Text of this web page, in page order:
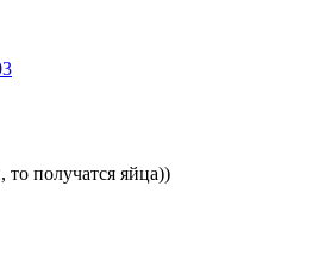
то получатся яйца))